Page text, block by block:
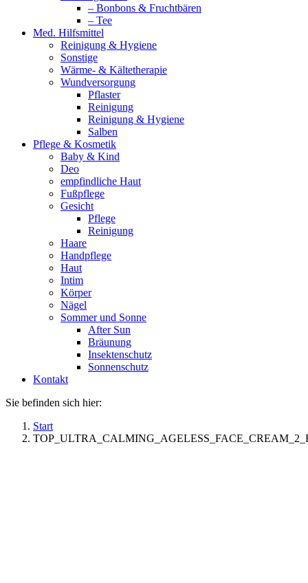
– Bonbons & Fruchtbären
– Tee
Med. Hilfsmittel
Reinigung & Hygiene
Sonstige
Wärme- & Kältetherapie
Wundversorgung
Pflaster
Reinigung
Reinigung & Hygiene
Salben
Pflege & Kosmetik
Baby & Kind
Deo
empfindliche Haut
Fußpflege
Gesicht
Pflege
Reinigung
Haare
Handpflege
Haut
Intim
Körper
Nägel
Sommer und Sonne
After Sun
Bräunung
Insektenschutz
Sonnenschutz
Kontakt
Sie befinden sich hier:
Start